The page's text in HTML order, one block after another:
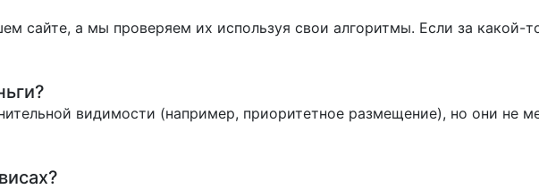
сайте, а мы проверяем их используя свои алгоритмы. Если за какой-
видимости (например, приоритетное размещение), но они не